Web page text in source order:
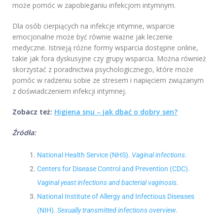
może pomóc w zapobieganiu infekcjom intymnym.
Dla osób cierpiących na infekcje intymne, wsparcie
emocjonalne może być równie ważne jak leczenie
medyczne. Istnieją różne formy wsparcia dostępne online,
takie jak fora dyskusyjne czy grupy wsparcia. Można również
skorzystać z poradnictwa psychologicznego, które może
pomóc w radzeniu sobie ze stresem i napięciem związanym
z doświadczeniem infekcji intymnej.
Zobacz też: Higiena snu – jak dbać o dobry sen?
Źródła:
National Health Service (NHS). Vaginal infections.
Centers for Disease Control and Prevention (CDC).
Vaginal yeast infections and bacterial vaginosis.
National Institute of Allergy and Infectious Diseases
(NIH). Sexually transmitted infections overview.